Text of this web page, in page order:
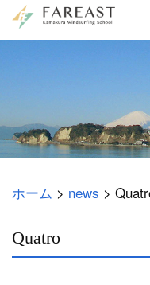
ホーム > news >
Quatro